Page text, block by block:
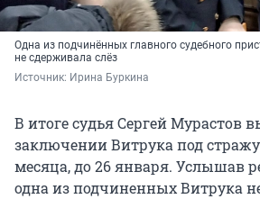
Одна из подчинённых главного судебного
не сдерживала слёз
Источник: Ирина Буркина
В итоге судья Сергей Мурастов
заключении Витрука под
месяца, до 26 января. Услышав
одна из подчиненных Витрука